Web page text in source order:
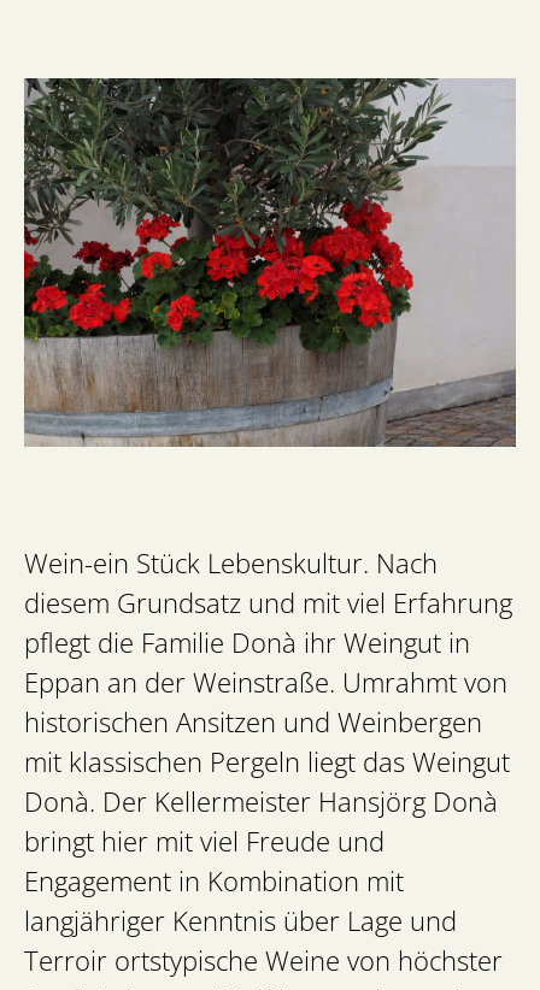
Wein-ein Stück Lebenskultur. Nach
diesem Grundsatz und mit viel Erfahrung
pflegt die Familie Donà ihr Weingut in
Eppan an der Weinstraße. Umrahmt von
historischen Ansitzen und Weinbergen
mit klassischen Pergeln liegt das Weingut
Donà. Der Kellermeister Hansjörg Donà
bringt hier mit viel Freude und
Engagement in Kombination mit
langjähriger Kenntnis über Lage und
Terroir ortstypische Weine von höchster